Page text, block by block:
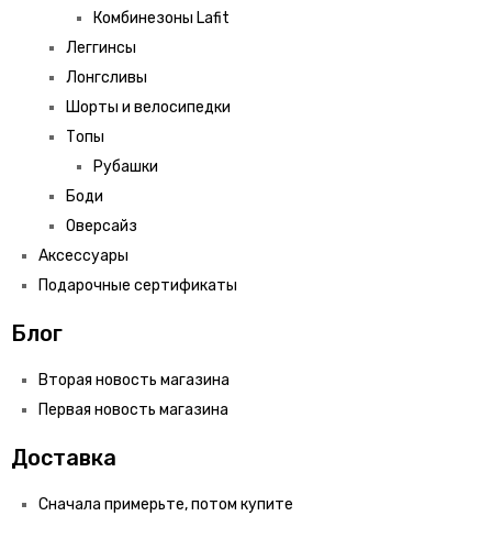
Комбинезоны Lafit
Леггинсы
Лонгсливы
Шорты и велосипедки
Топы
Рубашки
Боди
Оверсайз
Аксессуары
Подарочные сертификаты
Блог
Вторая новость магазина
Первая новость магазина
Доставка
Сначала примерьте, потом купите